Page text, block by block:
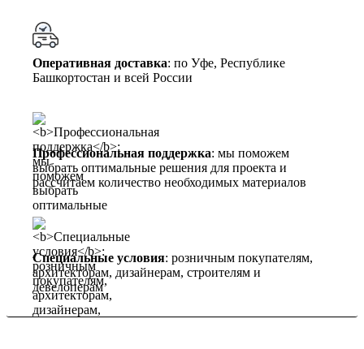
Оперативная доставка: по Уфе, Республике
Башкортостан и всей России
Профессиональная поддержка: мы поможем
выбрать оптимальные решения для проекта и
рассчитаем количество необходимых материалов
Специальные условия: розничным покупателям,
архитекторам, дизайнерам, строителям и
девелоперам